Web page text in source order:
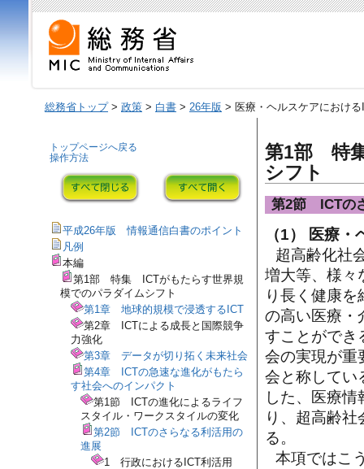
総務省トップ> 政策 > 白書 > 26年版 > 医療・ヘルスケアにおけ
第1部 特
シフト
第2節 ICTの
（1） 医療
超高齢化社
増大等、様々
り長く健康
の高い医療・
すことができ
会の実現が重
会と称してい
した、医療
り、超高齢
る。
本項ではこ
トップページへ戻る
操作方法
平成26年版 情報通信白書のポイント
凡例
本編
第1部 特集 ICTがもたらす世界規
模でのパラダイムシフト
第1章 地球的規模で浸透するICT
第2章 ICTによる成長と国際競争
力強化
第3章 データが切り拓く未来社会
第4章 ICTの急速な進化がもたら
す社会へのインパクト
第1節 ICTの進化によるライフ
スタイル・ワークスタイルの変化
第2節 ICTのさらなる利活用の
進展
1 行政におけるICT利活用